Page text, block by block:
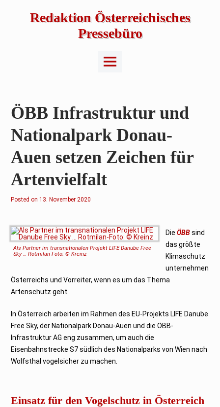
Redaktion Österreichisches
Pressebüro
Main
Menu
ÖBB Infrastruktur und
Nationalpark Donau-
Auen setzen Zeichen für
Artenvielfalt
Posted on2
b
r
u
a
r
2
3
13. November 2020
Als Partner im transnationalen Projekt LIFE Danube Free
Sky … Rotmilan-Foto: © Kreinz
DieÖBB sind
das größte
Klimaschutz
unternehmen
Österreichs und Vorreiter, wenn es um das Thema
Artenschutz geht.
In Österreich arbeiten im Rahmen des EU-Projekts LIFE Danube
Free Sky, der Nationalpark Donau-Auen und die ÖBB-
Infrastruktur AG eng zusammen, um auch die
Eisenbahnstrecke S7 südlich des Nationalparks von Wien nach
Wolfsthal vogelsicher zu machen.
Einsatz für den Vogelschutz in Österreich